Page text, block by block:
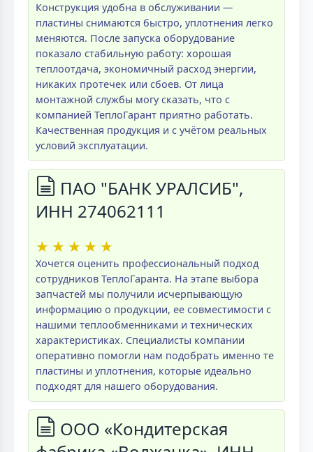
Конструкция удобна в обслуживании —
пластины снимаются быстро, уплотнения легко
меняются. После запуска оборудование
показало стабильную работу: хорошая
теплоотдача, экономичный расход энергии,
никаких протечек или сбоев. От лица
монтажной службы могу сказать, что с
компанией ТеплоГарант приятно работать.
Качественная продукция и с учётом реальных
условий эксплуатации.
ПАО "БАНК УРАЛСИБ",
ИНН 274062111
★ ★ ★ ★ ★
Хочется оценить профессиональный подход
сотрудников ТеплоГаранта. На этапе выбора
запчастей мы получили исчерпывающую
информацию о продукции, ее совместимости с
нашими теплообменниками и технических
характеристиках. Специалисты компании
оперативно помогли нам подобрать именно те
пластины и уплотнения, которые идеально
подходят для нашего оборудования.
ООО «Кондитерская